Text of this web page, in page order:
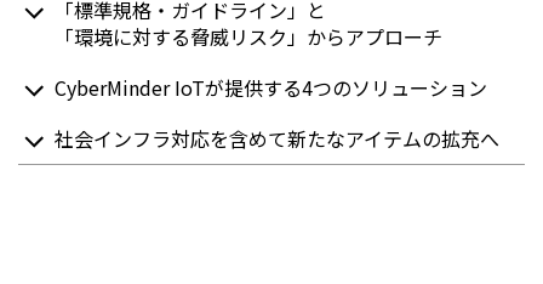
「標準規格・ガイドライン」と
「環境に対する脅威リスク」からアプローチ
CyberMinder IoTが提供する4つのソリューション
社会インフラ対応を含めて新たなアイテムの拡充へ